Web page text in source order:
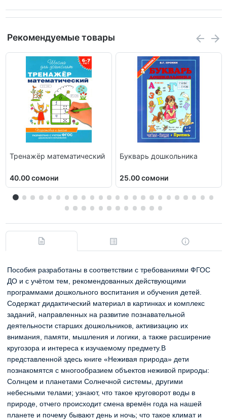
Рекомендуемые товары
Тренажёр математический
40.00 сомони
Букварь дошкольника
25.00 сомони
Пособия разработаны в соответствии с требованиями ФГОС
ДО и с учётом тем, рекомендованных действующими
программами дошкольного воспитания и обучения детей.
Содержат дидактический материал в картинках и комплекс
заданий, направленных на развитие познавательной
деятельности старших дошкольников, активизацию их
внимания, памяти, мышления и логики, а также расширение
кругозора и интереса к изучаемому предмету.В
представленной здесь книге «Неживая природа» дети
познакомятся с многообразием объектов неживой природы:
Солнцем и планетами Солнечной системы, другими
небесными телами; узнают, что такое круговорот воды в
природе, отчего происходит смена времён года на нашей
планете и почему бывают день и ночь; что такое климат и